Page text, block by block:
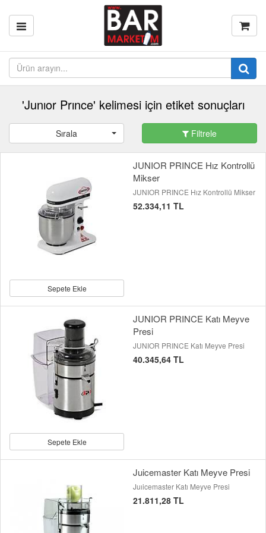
'Junıor Prınce' kelimesi için etiket sonuçları
Sırala Filtrele
Sepete Ekle
JUNIOR PRINCE Hız Kontrollü
Mikser
JUNIOR PRINCE Hız Kontrollü Mikser
52.334,11 TL
Sepete Ekle
JUNIOR PRINCE Katı Meyve
Presi
JUNIOR PRINCE Katı Meyve Presi
40.345,64 TL
Juicemaster Katı Meyve Presi
Juıicemaster Katı Meyve Presi
21.811,28 TL